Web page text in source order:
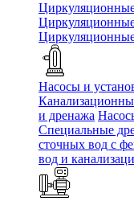
Насосы и
и дренажа
Специальные
сточных вод c
вод и